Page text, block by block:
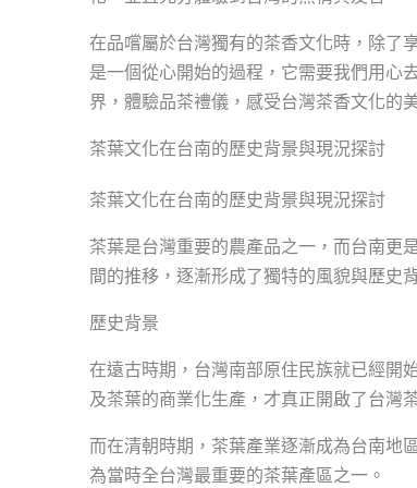
在品嚐屬於台灣獨有的茶香文化時，除了
是一個從心開始的過程，它需要我們用心
界，體驗品茶禮儀，感受台灣茶香文化的
茶葉文化在台南的歷史背景與現況探討
茶葉文化在台南的歷史背景與現況探討
茶葉是台灣重要的農產品之一，而台南更
間的推移，逐漸形成了獨特的風貌與歷史
歷史背景
在遠古時期，台灣南部原住民族就已經開
及茶葉的商業化生產，才真正開啟了台灣
而在清朝時期，茶葉產業逐漸成為台南地
為當時全台灣最重要的茶葉產區之一。